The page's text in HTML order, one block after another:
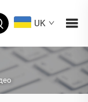
UK